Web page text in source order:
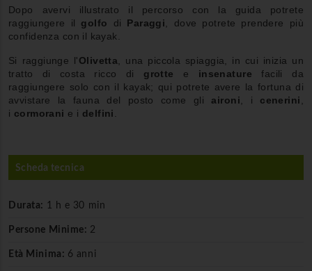
Dopo avervi illustrato il percorso con la guida potrete
raggiungere il golfo di Paraggi , dove potrete prendere più
confidenza con il kayak.
Si raggiunge l'Olivetta , una piccola spiaggia, in cui inizia un
tratto di costa ricco di grotte e insenaturefacili da
raggiungere solo con il kayak; qui potrete avere la fortuna di
avvistare la fauna del posto come gli aironi , i cenerini
i cormorani e i delfini
Scheda tecnica
Durata: 1 h e 30 min
Persone Minime: 2
Età Minima: 6 anni